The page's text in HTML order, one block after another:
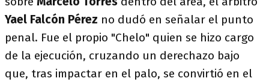
Yael Falcón Pérez no dudó en señalar el punto
penal. Fue el propio "Chelo" quien se hizo cargo
de la ejecución, cruzando un derechazo bajo
que, tras impactar en el palo, se convirtió en el